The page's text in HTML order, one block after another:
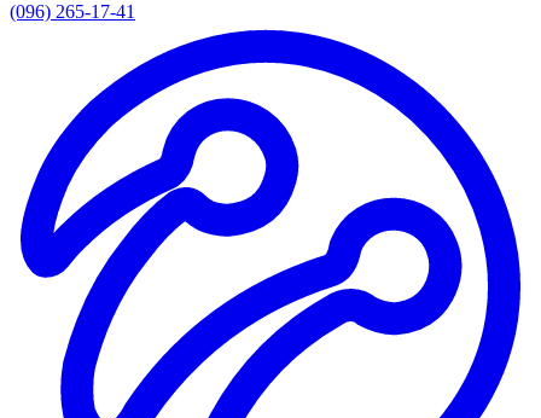
(096) 265-17-41